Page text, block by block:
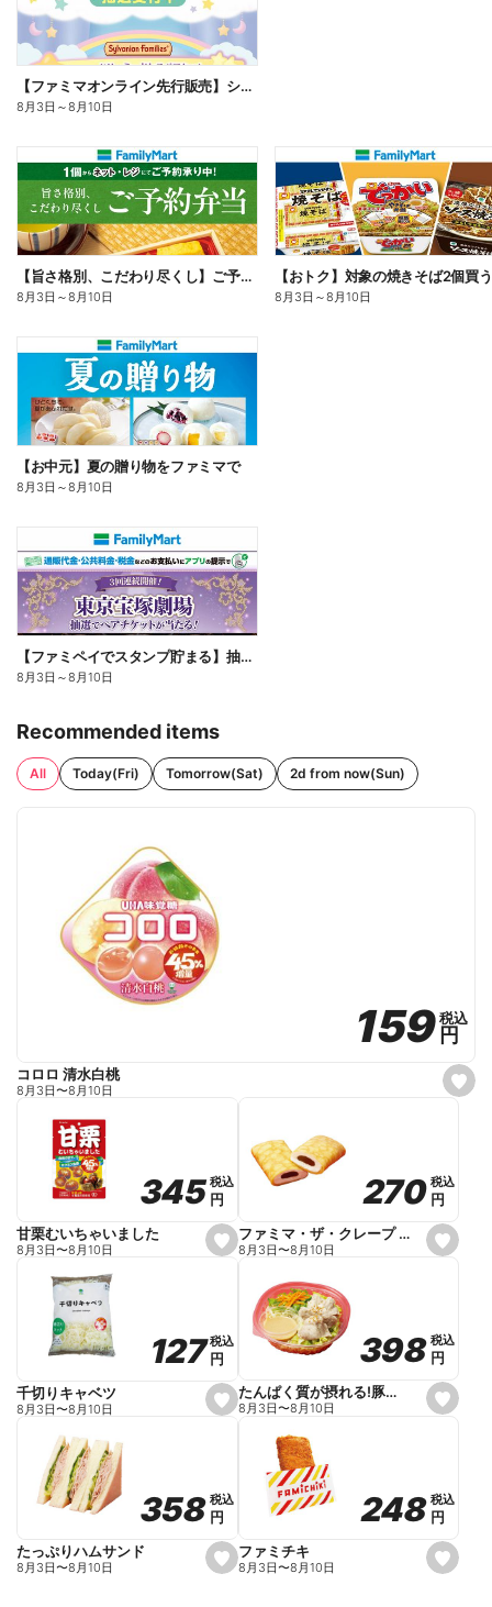
【ファミマオンライン先行販売】シルバニアファミリー
8月3日 ～8月10日
【旨さ格別、こだわり尽くし】ご予約弁当
8月3日 ～8月10日 8月3日 ～8月10日
【お中元】夏の贈り物をファミマで
8月3日 ～8月10日
【ファミペイでスタンプ貯まる】抽選でペアチケットが当たる!
8月3日 ～8月10日
Recommended items
All Today(Fri) Tomorrow(Sat) 2d from now(Sun)
s
e
159
159税込
税込
円
円
コロロ 清水白桃
8月3日〜8月10日
s
e
o
r
i
e
345
345税込
税込
円
円
甘栗むいちゃいました
8月3日〜8月10日
s
e
o
r
i
e
270
270 税込
税込
円
円
ファミマ・ザ・クレープ 生チョコ
8月3日〜8月10日
s
e
o
r
i
e
127
127税込
税込
円
円
千切りキャベツ
8月3日〜8月10日
s
e
o
r
i
e
398
398 税込
税込
円
円
たんぱく質が摂れる!豚しゃぶのパスタサラダ
8月3日〜8月10日
s
e
358
358税込
税込
円
円
たっぷりハムサンド
8月3日〜8月10日
s
e
248
248 税込
税込
円
円
ファミチキ
8月3日〜8月10日